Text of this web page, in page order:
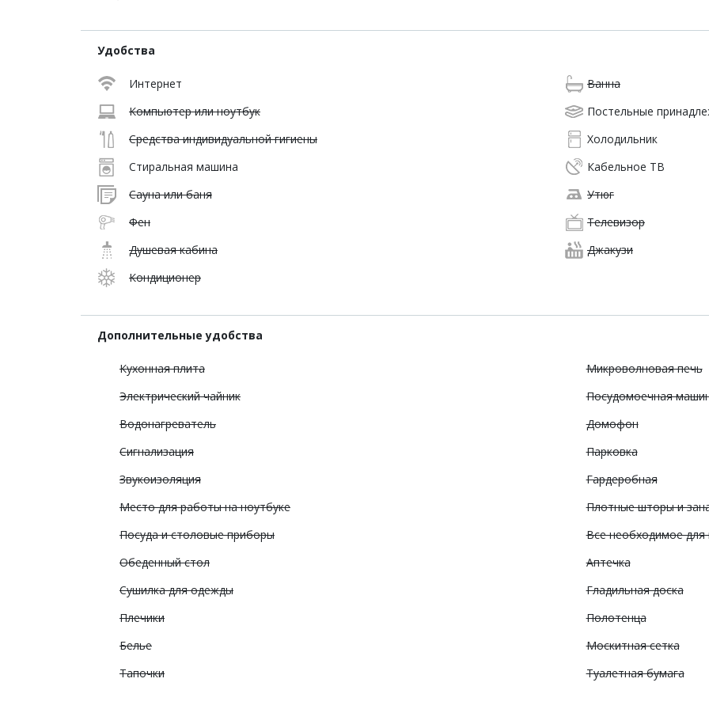
Удобства
Интернет
Ванна
Компьютер или ноутбук
Постельные
Средства индивидуальной гигиены
Холодильник
Стиральная машина
Кабельное ТВ
Сауна или баня
Утюг
Фен
Телевизор
Душевая кабина
Джакузи
Кондиционер
Дополнительные удобства
Кухонная плита
Микроволновая печь
Электрический чайник
Посудомоечная
Водонагреватель
Домофон
Сигнализация
Парковка
Звукоизоляция
Гардеробная
Место для работы на ноутбуке
Плотные шторы и
Посуда и столовые приборы
Все необходимое для
Обеденный стол
Аптечка
Сушилка для одежды
Гладильная доска
Плечики
Полотенца
Белье
Москитная сетка
Тапочки
Туалетная бумага